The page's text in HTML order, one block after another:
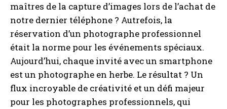
maîtres de la capture d’images lors de l’achat de
notre dernier téléphone ? Autrefois, la
réservation d’un photographe professionnel
était la norme pour les événements spéciaux.
Aujourd’hui, chaque invité avec un smartphone
est un photographe en herbe. Le résultat ? Un
flux incroyable de créativité et un défi majeur
pour les photographes professionnels, qui